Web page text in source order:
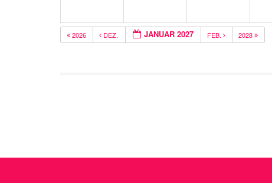
2026 DEZ. JANUAR 2027 FEB. 2028